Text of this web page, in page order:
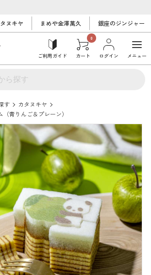
ヌキヤ まめや金澤萬久 銀座のジンジャー
ご利用ガイド
0
カート ログイン メニュー
す
カタヌキヤ
青りんご＆プレーン）